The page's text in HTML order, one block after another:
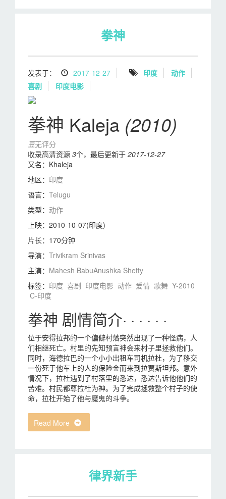
拳神
发表于： 2017-12-27 印度
动作
喜剧
印度电影
拳神 Kaleja (2010)
豆无评分
收录高清资源 3个，最后更新于 2017-12-27
又名： Khaleja
地区： 印度
语言： Telugu
类型： 动作
上映： 2010-10-07(印度)
片长： 170分钟
导演： Trivikram Srinivas
主演： Mahesh BabuAnushka Shetty
标签： 印度 喜剧 印度电影 动作 爱情 歌舞 Y-2010
C-印度
拳神 剧情简介· · · · · ·
位于安得拉邦的一个偏僻村落突然出现了一种怪病，人
们相继死亡。村里的先知预言神会来村子里拯救他们。
同时，海德拉巴的一个小小出租车司机拉杜，为了移交
一份死于他车上的人的保险金而来到拉贾斯坦邦。意外
情况下，拉杜遇到了村落里的悉达，悉达告诉他他们的
苦难。村民都尊拉杜为神。为了完成拯救整个村子的使
命，拉杜开始了他与魔鬼的斗争。
Read More
律界新手